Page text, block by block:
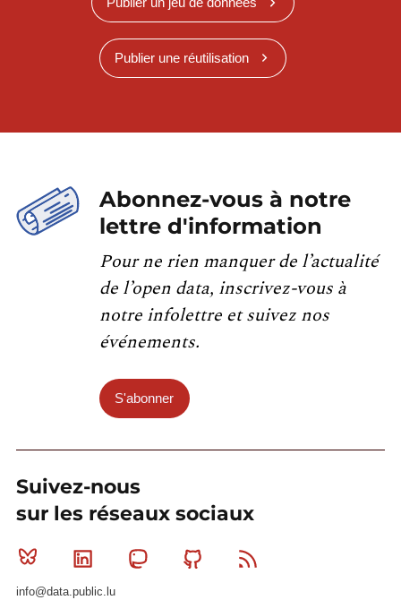
Publier une réutilisation
Abonnez-vous à notre
lettre d'information
Pour ne rien manquer de l’actualité
de l’open data, inscrivez-vous à
notre infolettre et suivez nos
événements.
S'abonner
Suivez-nous
sur les réseaux sociaux
Bluesky Linkedin MastodonGithub
info@data.public.lu